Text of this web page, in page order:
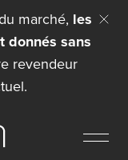
marché, les
donnés sans
revendeur